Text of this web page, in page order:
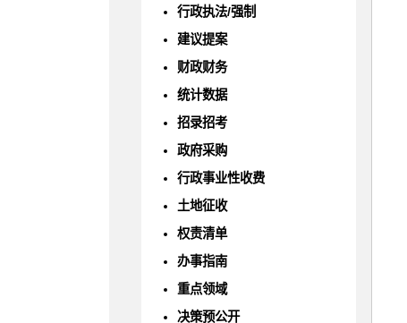
行政执法/强制
建议提案
财政财务
统计数据
招录招考
政府采购
行政事业性收费
土地征收
权责清单
办事指南
重点领域
决策预公开